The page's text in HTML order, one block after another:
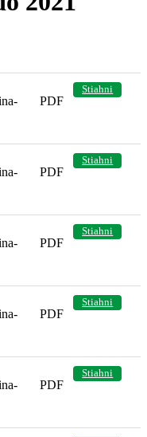
PDF
Stiahni
PDF
Stiahni
PDF
Stiahni
PDF
Stiahni
PDF
Stiahni